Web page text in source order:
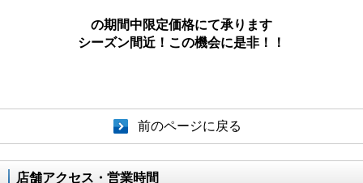
の期間中限定価格にて承ります
シーズン間近！この機会に是非！！
前のページに戻る
店舗アクセス・営業時間